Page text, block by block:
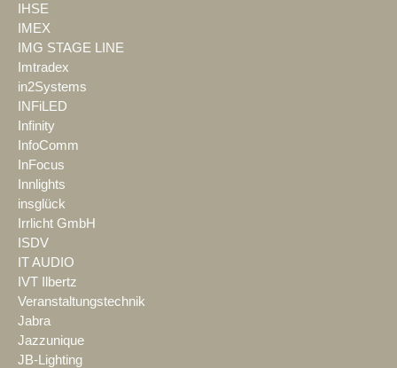
IHSE
IMEX
IMG STAGE LINE
Imtradex
in2Systems
INFiLED
Infinity
InfoComm
InFocus
Innlights
insglück
Irrlicht GmbH
ISDV
IT AUDIO
IVT Ilbertz
Veranstaltungstechnik
Jabra
Jazzunique
JB-Lighting